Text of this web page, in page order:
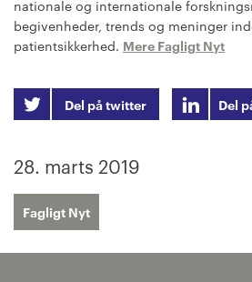
nationale og internationale
begivenheder, trends og meninger
patientsikkerhed. Mere Fagligt Nyt
Del på twitter Del
28. marts 2019
Fagligt Nyt